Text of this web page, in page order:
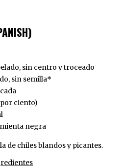
sin centro y troceado
sin semilla*
ciento)
negra
de chiles blandos y picantes.